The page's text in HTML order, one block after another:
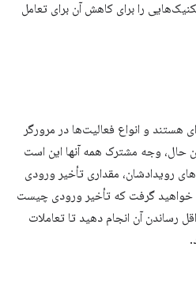
را برای کاهش آن برای تعامل
هستند و انواع فعالیت‌ها در مرورگر
حال، وجه مشترک همه آنها این است
رویدادشان، مقداری تأخیر ورودی
خواهید گرفت که تأخیر ورودی چیست
رساندن آن انجام دهید تا تعاملات